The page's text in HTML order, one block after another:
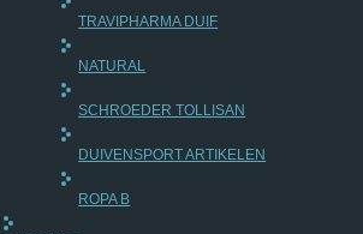
TRAVIPHARMA DUIF
NATURAL
SCHROEDER TOLLISAN
DUIVENSPORT ARTIKELEN
ROPA B